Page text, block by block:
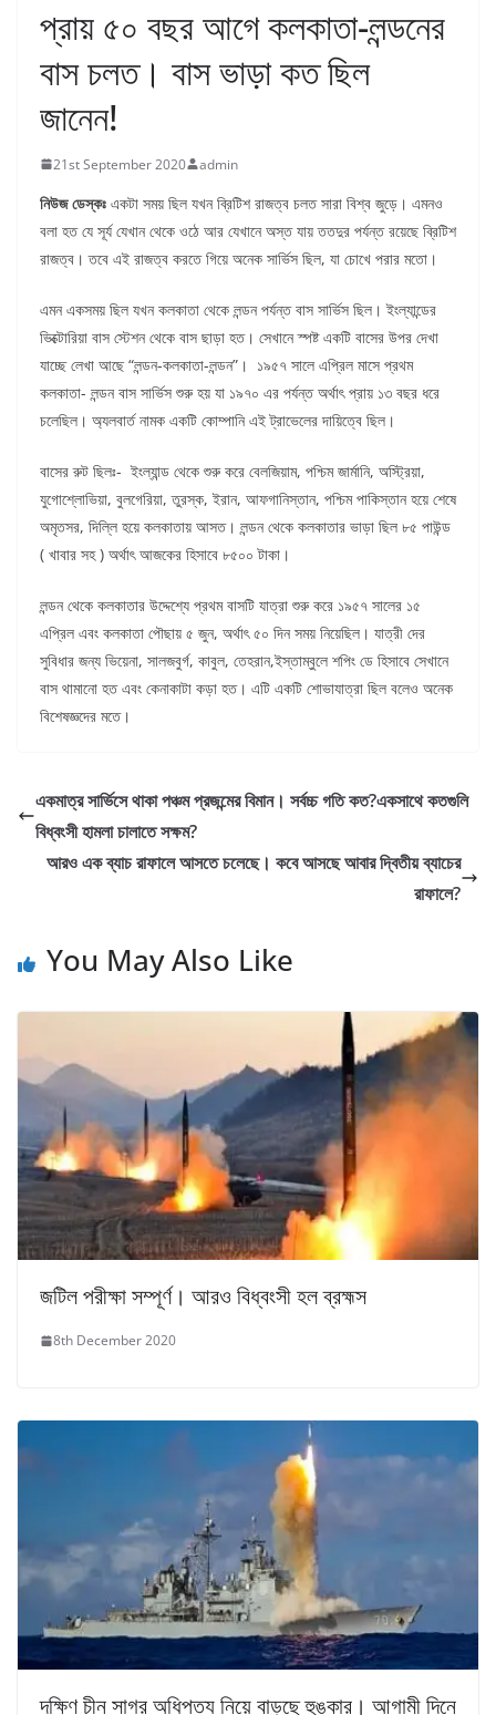
প্রায় ৫০ বছর আগে কলকাতা-লন্ডনের
বাস চলত। বাস ভাড়া কত ছিল
জানেন!
21st September 2020 admin
নিউজ ডেস্কঃ একটা সময় ছিল যখন ব্রিটিশ রাজত্ব চলত সারা বিশ্ব জুড়ে। এমনও
বলা হত যে সূর্য যেখান থেকে ওঠে আর যেখানে অস্ত যায় ততদুর পর্যন্ত রয়েছে ব্রিটিশ
রাজত্ব। তবে এই রাজত্ব করতে গিয়ে অনেক সার্ভিস ছিল, যা চোখে পরার মতো।
এমন একসময় ছিল যখন কলকাতা থেকে লন্ডন পর্যন্ত বাস সার্ভিস ছিল। ইংল্যান্ডের
ভিক্টোরিয়া বাস স্টেশন থেকে বাস ছাড়া হত। সেখানে স্পষ্ট একটি বাসের উপর দেখা
যাচ্ছে লেখা আছে “লন্ডন-কলকাতা-লন্ডন”। ১৯৫৭ সালে এপ্রিল মাসে প্রথম
কলকাতা- লন্ডন বাস সার্ভিস শুরু হয় যা ১৯৭০ এর পর্যন্ত অর্থাৎ প্রায় ১৩ বছর ধরে
চলেছিল। অ্যলবার্ত নামক একটি কোম্পানি এই ট্রাভেলের দায়িত্বে ছিল।
বাসের রুট ছিলঃ- ইংল্যান্ড থেকে শুরু করে বেলজিয়াম, পশ্চিম জার্মানি, অস্ট্রিয়া,
যুগোশ্লোভিয়া, বুলগেরিয়া, তুরস্ক, ইরান, আফগানিস্তান, পশ্চিম পাকিস্তান হয়ে শেষে
অমৃতসর, দিল্লি হয়ে কলকাতায় আসত। লন্ডন থেকে কলকাতার ভাড়া ছিল ৮৫ পাউন্ড
( খাবার সহ ) অর্থাৎ আজকের হিসাবে ৮৫০০ টাকা।
লন্ডন থেকে কলকাতার উদ্দেশ্যে প্রথম বাসটি যাত্রা শুরু করে ১৯৫৭ সালের ১৫
এপ্রিল এবং কলকাতা পৌছায় ৫ জুন, অর্থাৎ ৫০ দিন সময় নিয়েছিল। যাত্রী দের
সুবিধার জন্য ভিয়েনা, সালজবুর্গ, কাবুল, তেহরান,ইস্তাম্বুলে শপিং ডে হিসাবে সেখানে
বাস থামানো হত এবং কেনাকাটা কড়া হত। এটি একটি শোভাযাত্রা ছিল বলেও অনেক
বিশেষজ্ঞদের মতে।
একমাত্র সার্ভিসে থাকা পঞ্চম প্রজন্মের বিমান। সর্বচ্চ গতি কত?একসাথে কতগুলি
বিধ্বংসী হামলা চালাতে সক্ষম?
আরও এক ব্যাচ রাফালে আসতে চলেছে। কবে আসছে আবার দ্বিতীয় ব্যাচের
রাফালে?
You May Also Like
জটিল পরীক্ষা সম্পূর্ণ। আরও বিধ্বংসী হল ব্রহ্মস
8th December 2020
দক্ষিণ চীন সাগর অধিপত্য নিয়ে বাড়ছে হুঙ্কার। আগামী দিনে